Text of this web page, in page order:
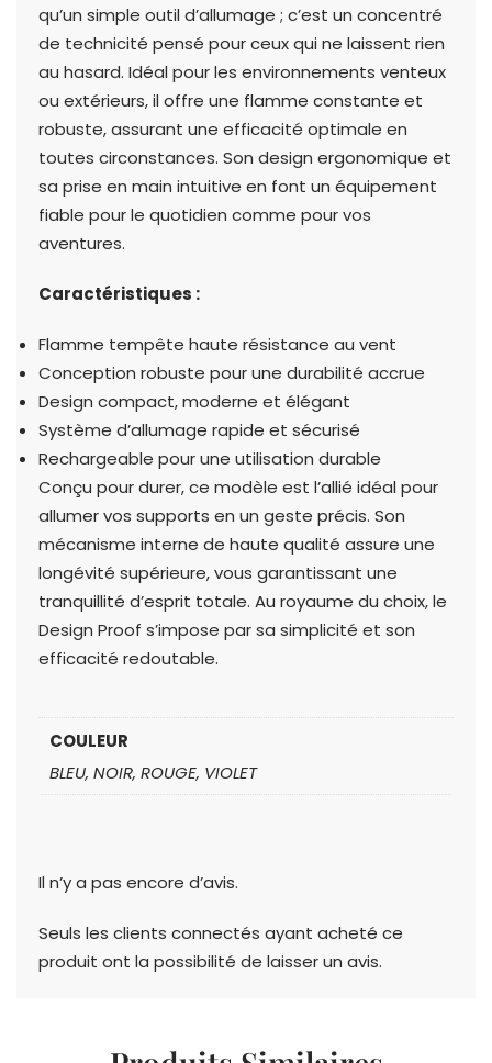
qu’un simple outil d’allumage ; c’est un concentré
de technicité pensé pour ceux qui ne laissent rien
au hasard. Idéal pour les environnements venteux
ou extérieurs, il offre une flamme constante et
robuste, assurant une efficacité optimale en
toutes circonstances. Son design ergonomique et
sa prise en main intuitive en font un équipement
fiable pour le quotidien comme pour vos
aventures.
Caractéristiques :
Flamme tempête haute résistance au vent
Conception robuste pour une durabilité accrue
Design compact, moderne et élégant
Système d’allumage rapide et sécurisé
Rechargeable pour une utilisation durable
Conçu pour durer, ce modèle est l’allié idéal pour
allumer vos supports en un geste précis. Son
mécanisme interne de haute qualité assure une
longévité supérieure, vous garantissant une
tranquillité d’esprit totale. Au royaume du choix, le
Design Proof s’impose par sa simplicité et son
efficacité redoutable.
COULEUR
BLEU, NOIR, ROUGE, VIOLET
Il n’y a pas encore d’avis.
Seuls les clients connectés ayant acheté ce
produit ont la possibilité de laisser un avis.